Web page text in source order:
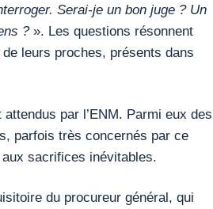
Serai-je un bon juge ? Un
? ». Les questions résonnent
leurs proches, présents dans
par l’ENM. Parmi eux des
parfois très concernés par ce
sacrifices inévitables.
du procureur général, qui